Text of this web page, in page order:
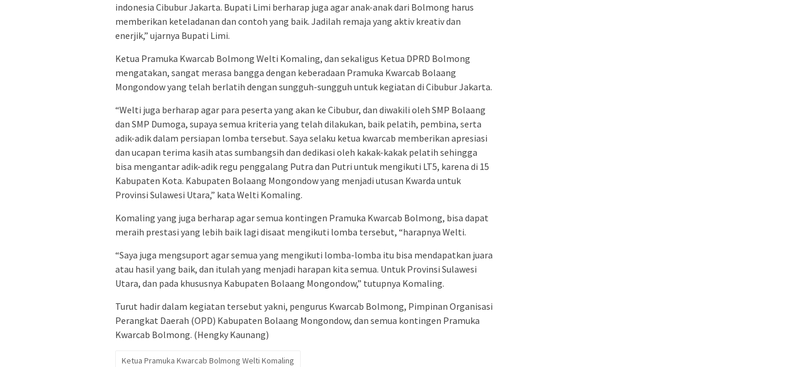
indonesia Cibubur Jakarta. Bupati Limi berharap juga agar anak-anak dari Bolmong harus
memberikan keteladanan dan contoh yang baik. Jadilah remaja yang aktiv kreativ dan
enerjik,” ujarnya Bupati Limi.
Ketua Pramuka Kwarcab Bolmong Welti Komaling, dan sekaligus Ketua DPRD Bolmong
mengatakan, sangat merasa bangga dengan keberadaan Pramuka Kwarcab Bolaang
Mongondow yang telah berlatih dengan sungguh-sungguh untuk kegiatan di Cibubur Jakarta.
“Welti juga berharap agar para peserta yang akan ke Cibubur, dan diwakili oleh SMP Bolaang
dan SMP Dumoga, supaya semua kriteria yang telah dilakukan, baik pelatih, pembina, serta
adik-adik dalam persiapan lomba tersebut. Saya selaku ketua kwarcab memberikan apresiasi
dan ucapan terima kasih atas sumbangsih dan dedikasi oleh kakak-kakak pelatih sehingga
bisa mengantar adik-adik regu penggalang Putra dan Putri untuk mengikuti LT5, karena di 15
Kabupaten Kota. Kabupaten Bolaang Mongondow yang menjadi utusan Kwarda untuk
Provinsi Sulawesi Utara,” kata Welti Komaling.
Komaling yang juga berharap agar semua kontingen Pramuka Kwarcab Bolmong, bisa dapat
meraih prestasi yang lebih baik lagi disaat mengikuti lomba tersebut, “harapnya Welti.
“Saya juga mengsuport agar semua yang mengikuti lomba-lomba itu bisa mendapatkan juara
atau hasil yang baik, dan itulah yang menjadi harapan kita semua. Untuk Provinsi Sulawesi
Utara, dan pada khususnya Kabupaten Bolaang Mongondow,” tutupnya Komaling.
Turut hadir dalam kegiatan tersebut yakni, pengurus Kwarcab Bolmong, Pimpinan Organisasi
Perangkat Daerah (OPD) Kabupaten Bolaang Mongondow, dan semua kontingen Pramuka
Kwarcab Bolmong. (Hengky Kaunang)
Ketua Pramuka Kwarcab Bolmong Welti Komaling